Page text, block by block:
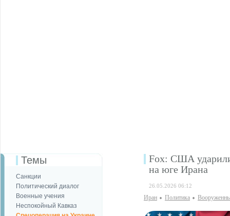
Темы
Санкции
Политический диалог
Военные учения
Неспокойный Кавказ
Fox: США
на юге Ирана
26.05.2026 06:12
Иран Политика